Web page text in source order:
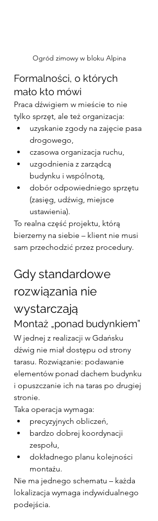
Ogród zimowy w bloku Alpina
Formalności, o których
mało kto mówi
Praca dźwigiem w mieście to nie
tylko sprzęt, ale też organizacja:
uzyskanie zgody na zajęcie pasa
drogowego,
czasowa organizacja ruchu,
uzgodnienia z zarządcą
budynku i wspólnotą,
dobór odpowiedniego sprzętu
(zasięg, udźwig, miejsce
ustawienia).
To realna część projektu, którą
bierzemy na siebie – klient nie musi
sam przechodzić przez procedury.
Gdy standardowe
rozwiązania nie
wystarczają
Montaż „ponad budynkiem”
W jednej z realizacji w Gdańsku
dźwig nie miał dostępu od strony
tarasu. Rozwiązanie: podawanie
elementów ponad dachem budynku
i opuszczanie ich na taras po drugiej
stronie.
Taka operacja wymaga:
precyzyjnych obliczeń,
bardzo dobrej koordynacji
zespołu,
dokładnego planu kolejności
montażu.
Nie ma jednego schematu – każda
lokalizacja wymaga indywidualnego
podejścia.